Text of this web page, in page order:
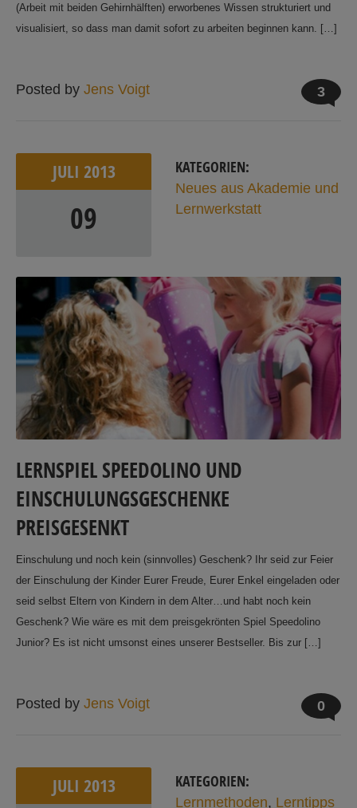
(Arbeit mit beiden Gehirnhälften) erworbenes Wissen strukturiert und
visualisiert, so dass man damit sofort zu arbeiten beginnen kann. […]
Posted by Jens Voigt 3
JULI 2013
09
KATEGORIEN:
Neues aus Akademie und
Lernwerkstatt
LERNSPIEL SPEEDOLINO UND
EINSCHULUNGSGESCHENKE
PREISGESENKT
Einschulung und noch kein (sinnvolles) Geschenk? Ihr seid zur Feier
der Einschulung der Kinder Eurer Freude, Eurer Enkel eingeladen oder
seid selbst Eltern von Kindern in dem Alter…und habt noch kein
Geschenk? Wie wäre es mit dem preisgekrönten Spiel Speedolino
Junior? Es ist nicht umsonst eines unserer Bestseller. Bis zur […]
Posted by Jens Voigt 0
JULI 2013 KATEGORIEN:
Lernmethoden, Lerntipps